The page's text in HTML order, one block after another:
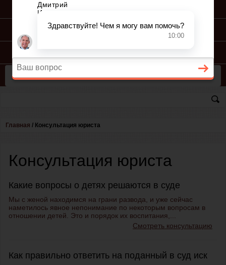
ПОДАЧА ИСКА
КОНСУЛЬТАЦИЯ ЮРИСТА
Главная / Консультация юриста
Консультация юриста
Какие вопросы о детях решаются в суде
Мы с женой находимся на грани развода, и уже сейчас
наметилось явное непонимание по некоторым вопросам в
отношении детей. Это и порядок их воспитания,...
Смотреть консультацию
Как правильно ответить на поданный в суд иск